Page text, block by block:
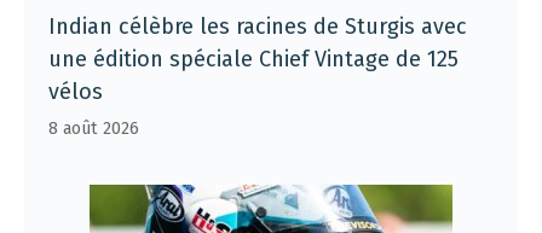
Indian célèbre les racines de Sturgis avec
une édition spéciale Chief Vintage de 125
vélos
8 août 2026